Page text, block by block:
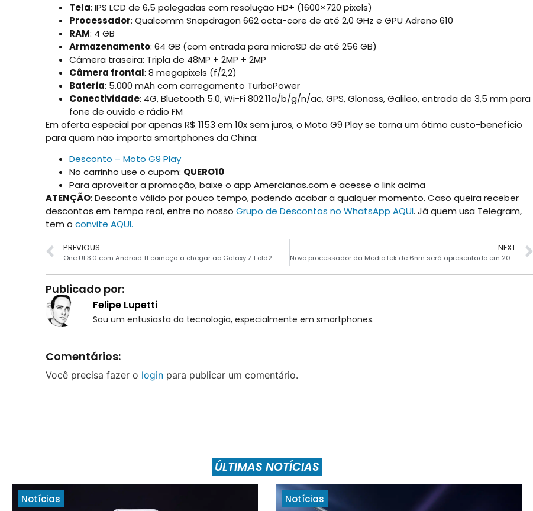
Tela: IPS LCD de 6,5 polegadas com resolução HD+ (1600×720 pixels)
Processador: Qualcomm Snapdragon 662 octa-core de até 2,0 GHz e GPU Adreno 610
RAM: 4 GB
Armazenamento: 64 GB (com entrada para microSD de até 256 GB)
Câmera traseira: Tripla de 48MP + 2MP + 2MP
Câmera frontal: 8 megapixels (f/2,2)
Bateria: 5.000 mAh com carregamento TurboPower
Conectividade: 4G, Bluetooth 5.0, Wi-Fi 802.11a/b/g/n/ac, GPS, Glonass, Galileo, entrada de 3,5 mm para
fone de ouvido e rádio FM
Em oferta especial por apenas R$ 1153 em 10x sem juros, o Moto G9 Play se torna um ótimo custo-benefício
para quem não importa smartphones da China:
Desconto – Moto G9 Play
No carrinho use o cupom: QUERO10
Para aproveitar a promoção, baixe o app Amercianas.com e acesse o link acima
ATENÇÃO: Desconto válido por pouco tempo, podendo acabar a qualquer momento. Caso queira receber
descontos em tempo real, entre no nosso Grupo de Descontos no WhatsApp AQUI. Já quem usa Telegram,
tem o convite AQUI.
PREVIOUS
One UI 3.0 com Android 11 começa a chegar ao Galaxy Z Fold2
NEXT
Novo processador da MediaTek de 6nm será apresentado em 20 de Janeiro
Publicado por:
Felipe Lupetti
Sou um entusiasta da tecnologia, especialmente em smartphones.
Comentários:
Você precisa fazer o loginpara publicar um comentário.
ÚLTIMAS NOTÍCIAS
Notícias Notícias